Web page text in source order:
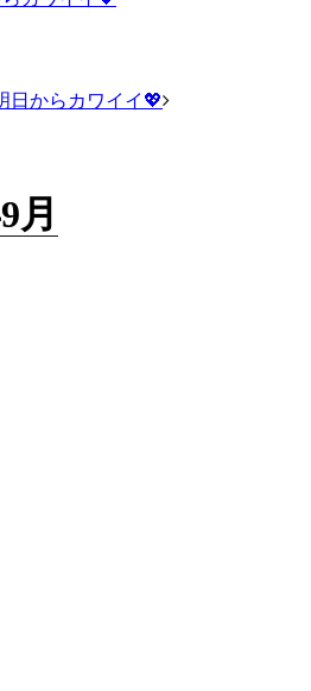
日からカワイイ💖
月